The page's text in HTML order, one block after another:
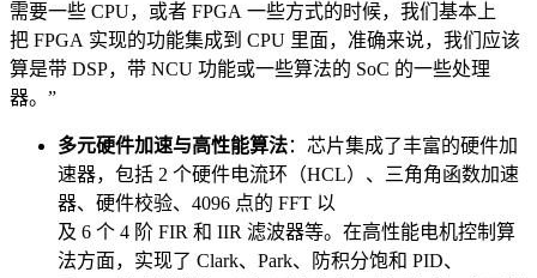
需要一些 CPU，或者 FPGA 一些方式的时候，我们基本上
把 FPGA 实现的功能集成到 CPU 里面，准确来说，我们应该
算是带 DSP，带 NCU 功能或一些算法的 SoC 的一些处理
器。”
多元硬件加速与高性能算法：芯片集成了丰富的硬件加
速器，包括 2 个硬件电流环（HCL）、三角角函数加速
器、硬件校验、4096 点的 FFT 以
及 6 个 4 阶 FIR 和 IIR 滤波器等。在高性能电机控制算
法方面，实现了 Clark、Park、防积分饱和 PID、